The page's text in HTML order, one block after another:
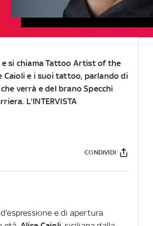
e si chiamaTattoo Artist of the
Caiolie i suoi tattoo, parlando di
verrà e del branoSpecchi
L'INTERVISTA
CONDIVIDI
e di apertura